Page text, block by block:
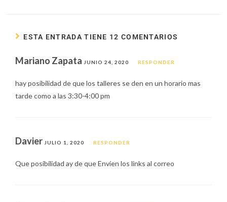
ESTA ENTRADA TIENE 12 COMENTARIOS
Mariano Zapata JUNIO 24, 2020 RESPONDER
hay posibilidad de que los talleres se den en un horario mas
tarde como a las 3:30-4:00 pm
Davier JULIO 1, 2020 RESPONDER
Que posibilidad ay de que Envíen los links al correo